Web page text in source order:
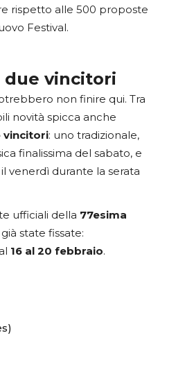
rispetto alle 500 proposte
Festival.
due vincitori
non finire qui. Tra
novità spicca anche
vincitori: uno tradizionale,
finalissima del sabato, e
venerdì durante la serata
ufficiali della 77esima
state fissate:
16 al 20 febbraio.